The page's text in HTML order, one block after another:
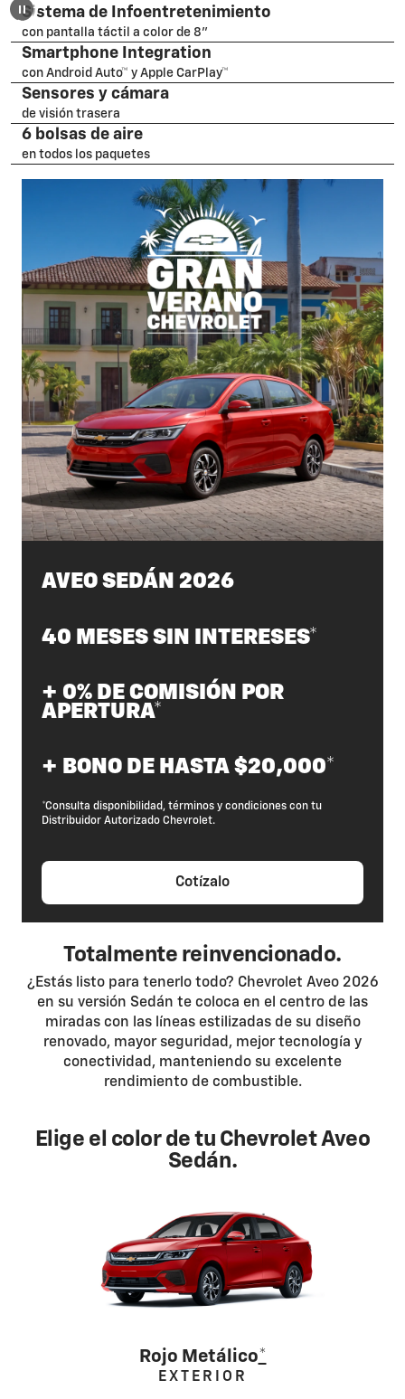
Sistema de Infoentretenimiento
con pantalla táctil a color de 8"
Smartphone Integration
con Android Auto™ y Apple CarPlay™
Sensores y cámara
de visión trasera
6 bolsas de aire
en todos los paquetes
AVEO SEDÁN 2026
40 MESES SIN INTERESES*
+ 0% DE COMISIÓN POR
APERTURA*
+ BONO DE HASTA $20,000*
*Consulta disponibilidad, términos y condiciones con tu
Distribuidor Autorizado Chevrolet.
Cotízalo
Totalmente reinvencionado.
¿Estás listo para tenerlo todo? Chevrolet Aveo 2026
en su versión Sedán te coloca en el centro de las
miradas con las líneas estilizadas de su diseño
renovado, mayor seguridad, mejor tecnología y
conectividad, manteniendo su excelente
rendimiento de combustible.
Elige el color de tu Chevrolet Aveo
Sedán.
EXTERIOR
Rojo Metálico*